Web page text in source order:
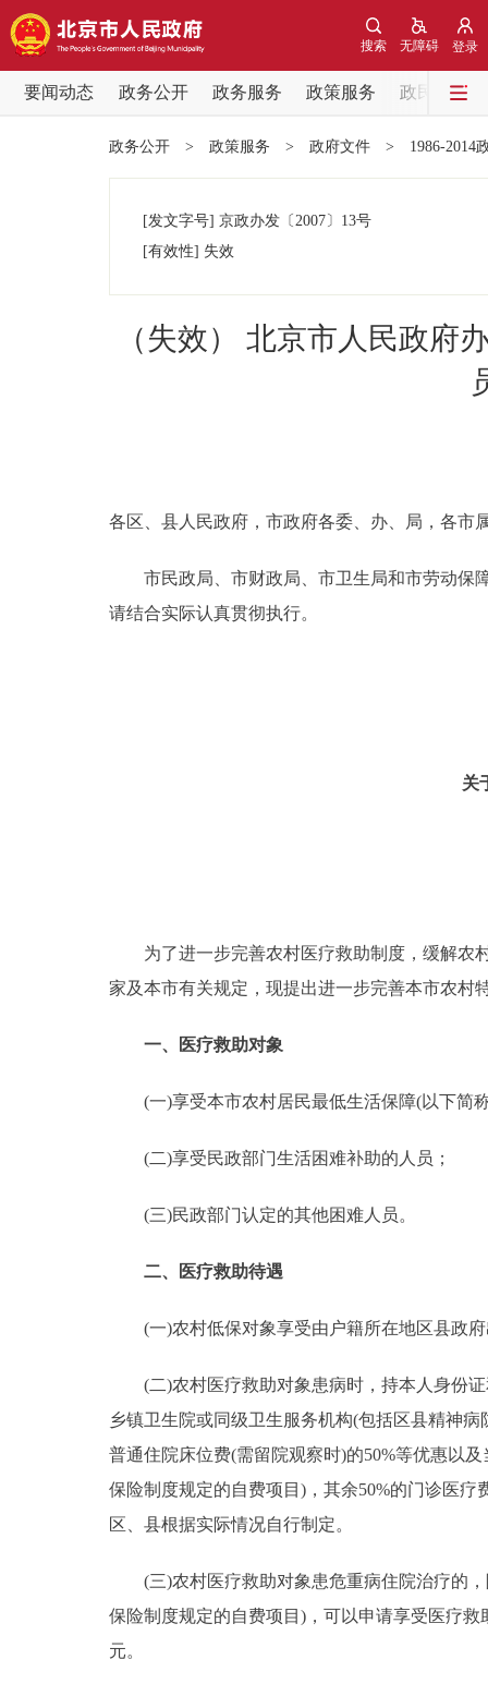
登录
无障碍
搜索
要闻动态 政务公开 政务服务 政策服务
政民互动
党中央精神
政务公开
政务服务
参与调查
ESPAÑOL
政务公开 > 政策服务 > 政府文件 > 1986-2014
[发文字号] 京政办发 〔2007〕 13号
[有效性] 失效
（失效） 北京市人民政府
各区、县人民政府，市政府各委、办、局，各市
市民政局、市财政局、市卫生局和市劳动保障
请结合实际认真贯彻执行。
关
为了进一步完善农村医疗救助制度，缓解农村
家及本市有关规定，现提出进一步完善本市农村
一、医疗救助对象
(一)享受本市农村居民最低生活保障(以下简
(二)享受民政部门生活困难补助的人员；
(三)民政部门认定的其他困难人员。
二、医疗救助待遇
(一)农村低保对象享受由户籍所在地区县政府
(二)农村医疗救助对象患病时，持本人身份证
乡镇卫生院或同级卫生服务机构(包括区县精神
普通住院床位费(需留院观察时)的50%等优惠以
保险制度规定的自费项目)，其余50%的门诊医
区、县根据实际情况自行制定。
(三)农村医疗救助对象患危重病住院治疗的，
保险制度规定的自费项目)，可以申请享受医疗
元。